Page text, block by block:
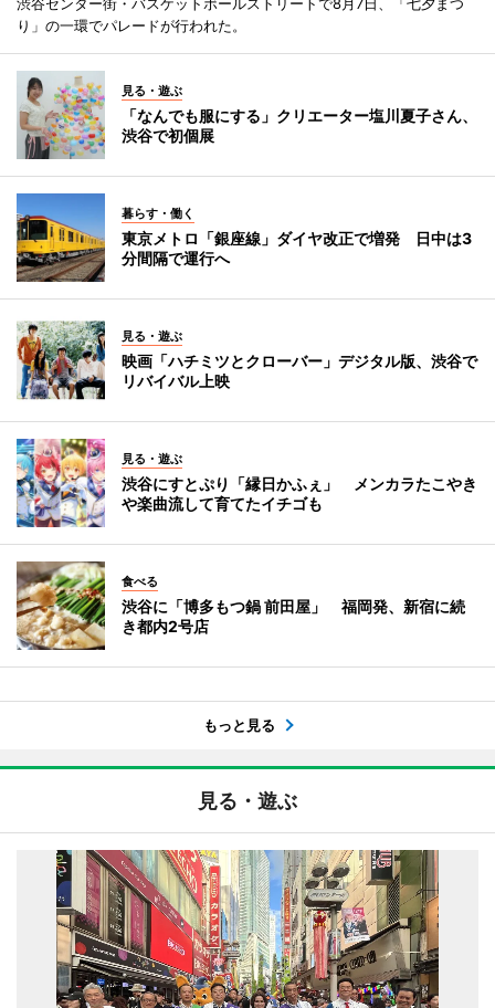
り」の一環でパレードが行われた。
見る・遊ぶ
「なんでも服にする」クリエーター塩川夏子さん、
渋谷で初個展
暮らす・働く
東京メトロ「銀座線」ダイヤ改正で増発 日中は3
分間隔で運行へ
見る・遊ぶ
映画「ハチミツとクローバー」デジタル版、渋谷で
リバイバル上映
見る・遊ぶ
渋谷にすとぷり「縁日かふぇ」 メンカラたこやき
や楽曲流して育てたイチゴも
食べる
渋谷に「博多もつ鍋 前田屋」 福岡発、新宿に続
き都内2号店
もっと見る
見る・遊ぶ